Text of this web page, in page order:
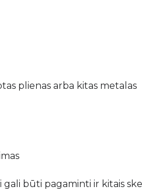
plienas arba kitas metalas
gali būti pagaminti ir kitais